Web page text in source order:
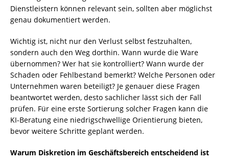
Dienstleistern können relevant sein, sollten aber möglichst
genau dokumentiert werden.
Wichtig ist, nicht nur den Verlust selbst festzuhalten,
sondern auch den Weg dorthin. Wann wurde die Ware
übernommen? Wer hat sie kontrolliert? Wann wurde der
Schaden oder Fehlbestand bemerkt? Welche Personen oder
Unternehmen waren beteiligt? Je genauer diese Fragen
beantwortet werden, desto sachlicher lässt sich der Fall
prüfen. Für eine erste Sortierung solcher Fragen kann die
KI-Beratung eine niedrigschwellige Orientierung bieten,
bevor weitere Schritte geplant werden.
Warum Diskretion im Geschäftsbereich entscheidend ist